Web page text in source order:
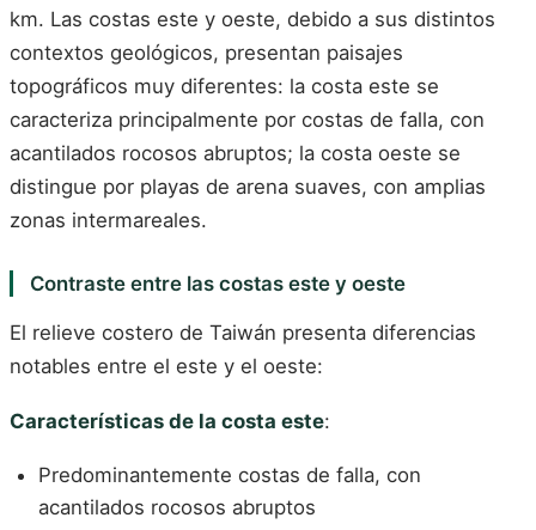
km. Las costas este y oeste, debido a sus distintos
contextos geológicos, presentan paisajes
topográficos muy diferentes: la costa este se
caracteriza principalmente por costas de falla, con
acantilados rocosos abruptos; la costa oeste se
distingue por playas de arena suaves, con amplias
zonas intermareales.
Contraste entre las costas este y oeste
El relieve costero de Taiwán presenta diferencias
notables entre el este y el oeste:
Características de la costa este:
Predominantemente costas de falla, con
acantilados rocosos abruptos